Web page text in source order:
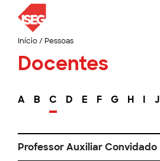
Início/ Pessoas
Docentes
A B C D E F G H I J
Professor Auxiliar Convidado